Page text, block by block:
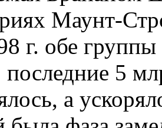
Маунт-
г. обе
последние 5
а